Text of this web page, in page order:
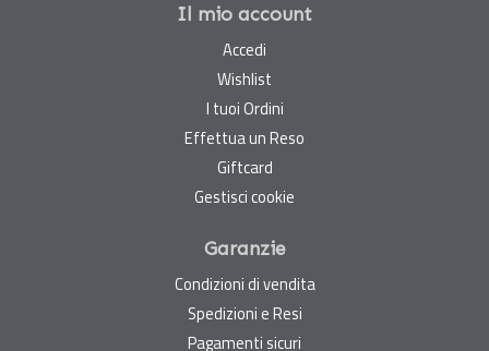
Il mio account
Accedi
Wishlist
I tuoi Ordini
Effettua un Reso
Giftcard
Gestisci cookie
Garanzie
Condizioni di vendita
Spedizioni e Resi
Pagamenti sicuri